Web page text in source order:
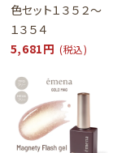
色セット１３５２～
１３５４
5,681円 (税込)